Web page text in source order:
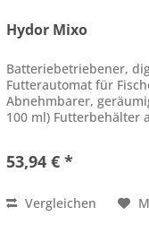
Hydor Mixo
Batteriebetriebener,
Futterautomat für
Abnehmbarer,
100 ml) Futterbehälter
Stufen). Spezieller
Futtermischung
53,94 € *
Vergleichen